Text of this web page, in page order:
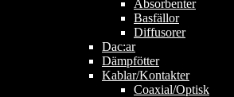
Absorbenter
Basfällor
Diffusorer
Dac:ar
Dämpfötter
Kablar/Kontakter
Coaxial/Optisk